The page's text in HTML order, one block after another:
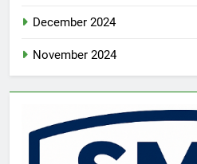
December 2024
November 2024